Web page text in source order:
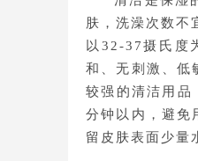
肤，洗澡次数不
以32-37摄氏度
和、无刺激、低
较强的清洁用品
分钟以内，避免
留皮肤表面少量